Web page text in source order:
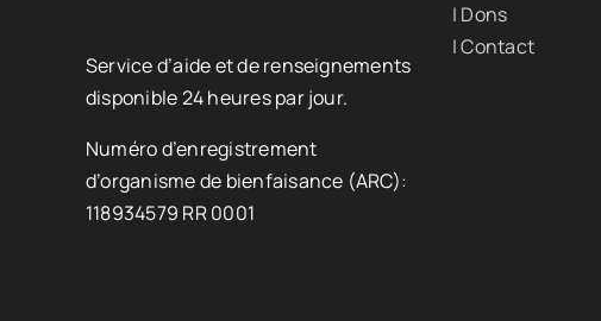
Service d’aide et de renseignements
disponible 24 heures par jour.
Numéro d’enregistrement
d’organisme de bienfaisance (ARC):
118934579 RR 0001
| Dons
| Contact